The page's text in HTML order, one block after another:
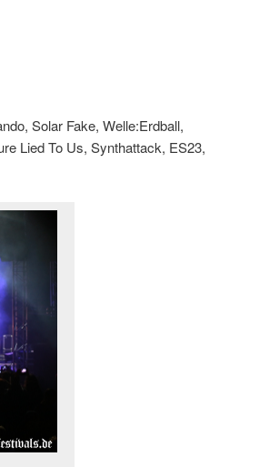
Solar Fake, Welle:Erdball,
Lied To Us, Synthattack, ES23,